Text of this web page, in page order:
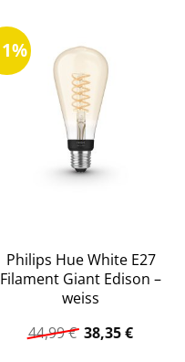
Philips Hue White E27
Filament Giant Edison –
weiss
44,99€
Preis
38,35€